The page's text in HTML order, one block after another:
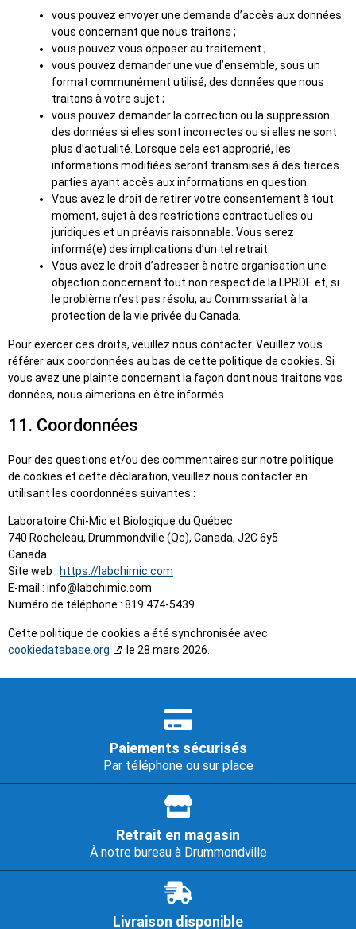
vous pouvez envoyer une demande d’accès aux données
vous concernant que nous traitons ;
vous pouvez vous opposer au traitement ;
vous pouvez demander une vue d’ensemble, sous un
format communément utilisé, des données que nous
traitons à votre sujet ;
vous pouvez demander la correction ou la suppression
des données si elles sont incorrectes ou si elles ne sont
plus d’actualité. Lorsque cela est approprié, les
informations modifiées seront transmises à des tierces
parties ayant accès aux informations en question.
Vous avez le droit de retirer votre consentement à tout
moment, sujet à des restrictions contractuelles ou
juridiques et un préavis raisonnable. Vous serez
informé(e) des implications d’un tel retrait.
Vous avez le droit d’adresser à notre organisation une
objection concernant tout non respect de la LPRDE et, si
le problème n’est pas résolu, au Commissariat à la
protection de la vie privée du Canada.
Pour exercer ces droits, veuillez nous contacter. Veuillez vous
référer aux coordonnées au bas de cette politique de cookies. Si
vous avez une plainte concernant la façon dont nous traitons vos
données, nous aimerions en être informés.
11. Coordonnées
Pour des questions et/ou des commentaires sur notre politique
de cookies et cette déclaration, veuillez nous contacter en
utilisant les coordonnées suivantes :
Laboratoire Chi-Mic et Biologique du Québec
740 Rocheleau, Drummondville (Qc), Canada, J2C 6y5
Canada
Site web : https://labchimic.com
E-mail : info@ labchimic.com
Numéro de téléphone : 819 474-5439
Cette politique de cookies a été synchronisée avec
cookiedatabase.org
le 28 mars 2026.
Paiements sécurisés
Par téléphone ou sur place
Retrait en magasin
À notre bureau à Drummondville
Livraison disponible